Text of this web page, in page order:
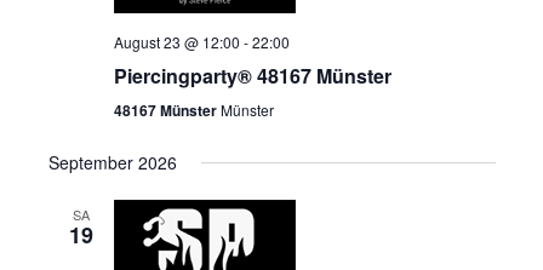
August 23 @ 12:00 -22:00
Piercingparty® 48167 Münster
48167 MünsterMünster
September 2026
SA
19